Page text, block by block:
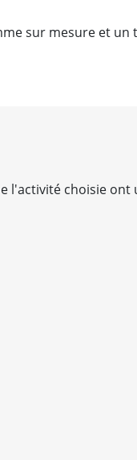
sur mesure et
l'activité choisie